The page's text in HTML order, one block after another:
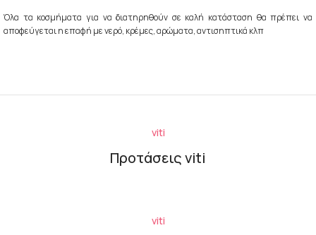
Όλα τα κοσμήματα για να διατηρηθούν σε καλή κατάσταση θα πρέπει να
αποφεύγεται η επαφή με νερό, κρέμες, αρώματα, αντισηπτικά κλπ
viti
Προτάσεις viti
viti